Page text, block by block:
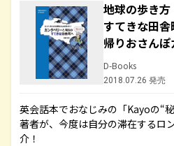
地球の歩き
すてきな田
帰りおさん
D-Books
2018.07.26 発売
英会話本でおなじみの「Kayoの“
著者が、今度は自分の滞在するロ
介！